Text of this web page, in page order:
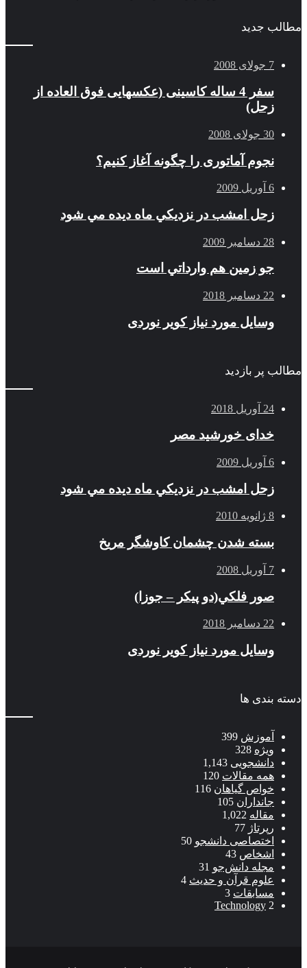
مطالب جدید
7 جولای 2008
سفر 4 ساله کاسینی (عکسهایی فوق العاده از
زحل)
30 جولای 2008
نجوم آماتوری را چگونه آغاز کنیم؟
6 آوریل 2009
زحل امشب در نزديكي ماه ديده مي شود
28 دسامبر 2009
جو زمين هم وارداتي است
22 دسامبر 2018
وسایل مورد نیاز کویر نوردی
مطالب پر بازدید
24 آوریل 2018
خدای خورشید مصر
6 آوریل 2009
زحل امشب در نزديكي ماه ديده مي شود
8 ژانویه 2010
بسته شدن چشمان کاوشگر مريخ
7 آوریل 2008
صور فلكي(دو پیکر – جوزا)
22 دسامبر 2018
وسایل مورد نیاز کویر نوردی
دسته بندی ها
آموزش 399
ویژه 328
دانشجویی 1,143
همه مقالات 120
خواص گیاهان 116
جانداران 105
مقاله 1,022
رپرتاژ 77
اختصاصی دانشجو 50
اشخاص 43
مجله دانش‌جو 31
علوم قرآن و حدیث 4
مسابقات 3
Technology 2